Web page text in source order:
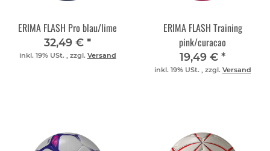
ERIMA FLASH Pro blau/lime
32,49 € *
inkl. 19% USt. , zzgl. Versand
ERIMA FLASH Training
pink/curacao
19,49 € *
inkl. 19% USt. , zzgl. Versand